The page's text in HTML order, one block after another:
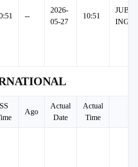
--
2026-
05-27
10:51
SS
Ago
Actual
Date
Actual
Time